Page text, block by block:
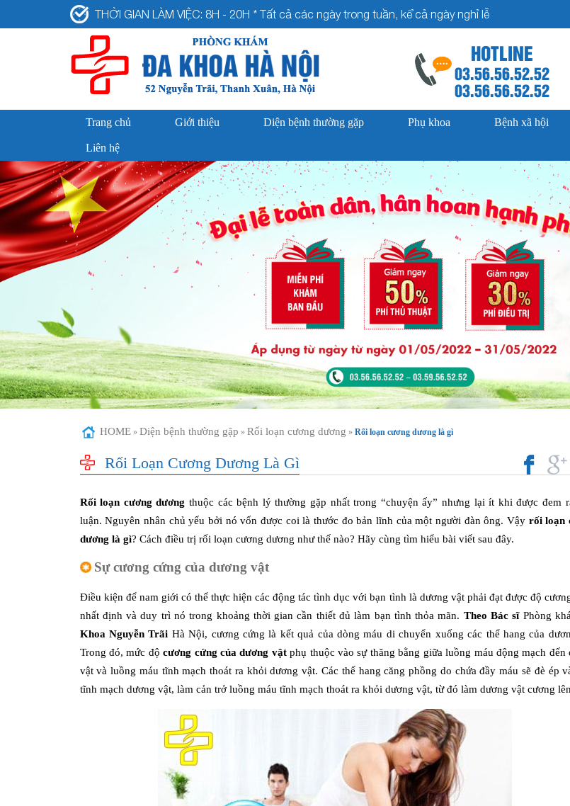
THỜI GIAN LÀM VIỆC: 8H - 20H * Tất cả các ngày trong tuần, kể cả ngày nghỉ lễ
HOTLINE
03.56.56.52.52
03.56.56.52.52
Trang chủ Giới thiệu Diện bệnh thường gặp Phụ khoa Bệnh xã hội
Liên hệ
HOME» Diện bệnh thường gặp » Rối loạn cương dương » Rối loạn cương dương là gì
Rối Loạn Cương Dương Là Gì
Rối loạn cương dương thuộc các bệnh lý thường gặp nhất trong “chuyện ấy” nhưng lại ít khi được đem
luận. Nguyên nhân chủ yếu bởi nó vốn được coi là thước đo bản lĩnh của một người đàn ông. Vậy rối loạn
dương là gì? Cách điều trị rối loạn cương dương như thế nào? Hãy cùng tìm hiểu bài viết sau đây.
Sự cương cứng của dương vật
Điều kiện để nam giới có thể thực hiện các động tác tình dục với bạn tình là dương vật phải đạt được độ
nhất định và duy trì nó trong khoảng thời gian cần thiết đủ làm bạn tình thỏa mãn. Theo Bác sĩPhòng
Khoa Nguyễn Trãi Hà Nội, cương cứng là kết quả của dòng máu di chuyển xuống các thể hang của
Trong đó, mức độcương cứng của dương vậtphụ thuộc vào sự thăng bằng giữa luồng máu động mạch đến
vật và luồng máu tĩnh mạch thoát ra khỏi dương vật. Các thể hang căng phồng do chứa đầy máu sẽ đè ép
tĩnh mạch dương vật, làm cản trở luồng máu tĩnh mạch thoát ra khỏi dương vật, từ đó làm dương vật cương